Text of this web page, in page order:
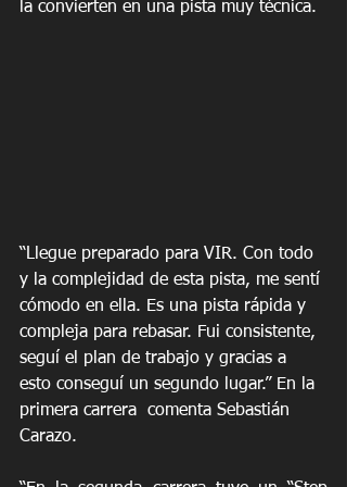
la convierten en una pista muy técnica.
“Llegue preparado para VIR. Con todo
y la complejidad de esta pista, me sentí
cómodo en ella. Es una pista rápida y
compleja para rebasar. Fui consistente,
seguí el plan de trabajo y gracias a
esto conseguí un segundo lugar.” En la
primera carrera  comenta Sebastián
Carazo.